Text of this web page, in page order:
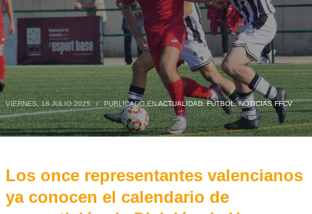
VIERNES, 18 JULIO 2025 / PUBLICADO ENACTUALIDAD,FUTBOL,NOTICIAS FFCV
Los once representantes valencianos
ya conocen el calendario de